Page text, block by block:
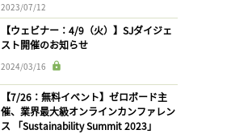
2023/07/12
【ウェビナー：4/9（火）】SJダイジェ
スト開催のお知らせ
2024/03/16
【7/26：無料イベント】ゼロボード主
催、業界最大級オンラインカンファレン
ス 「Sustainability Summit 2023」